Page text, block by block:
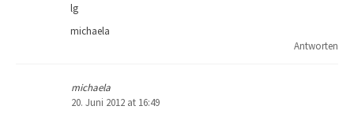
lg
michaela
Antworten
michaela
20. Juni 2012 at 16:49